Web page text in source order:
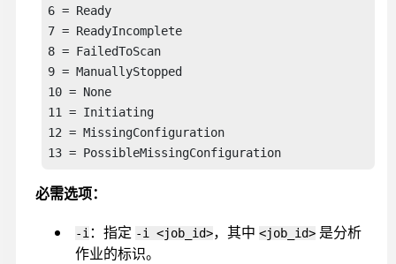
6 = Ready
7 = ReadyIncomplete
8 = FailedToScan
9 = ManuallyStopped
10 = None
11 = Initiating
12 = MissingConfiguration
13 = PossibleMissingConfiguration
必需选项：
-i ：指定 -i <job_id>，其中 <job_id> 是分析
作业的标识。